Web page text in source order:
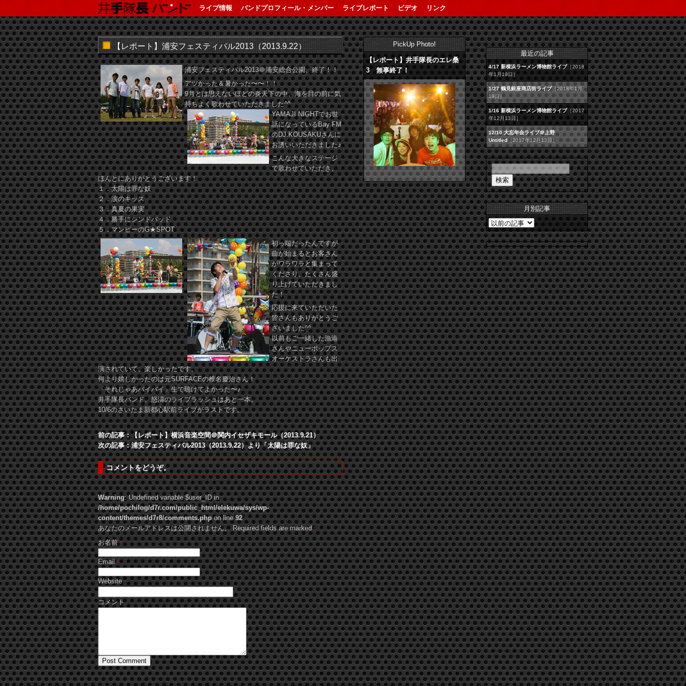
ライブ情報 バンドプロフィール・メンバー ライブレポート ビデオ リンク
【レポート】浦安フェスティバル2013（2013.9.22）
浦安フェスティバル2013＠浦安総合公園、終了！！
アツかった＆暑かった〜〜！！
9月とは思えないほどの炎天下の中、海を目の前に気
持ちよく歌わせていただきました^^
YAMAJI NIGHTでお世
話になっているBay FM
のDJ.KOUSAKUさんに
お誘いいただきました♪
こんな大きなステージ
で歌わせていただき、
ほんとにありがとうございます！
１．太陽は罪な奴
２．涙のキッス
３．真夏の果実
４．勝手にシンドバッド
５．マンピーのG★SPOT
初っ端だったんですが
曲が始まるとお客さん
がワラワラと集まって
くださり、たくさん盛
り上げていただきまし
た！
応援に来ていただいた
皆さんもありがとうご
ざいました^^
以前もご一緒した漁港
さんやニューポップス
オーケストラさんも出
演されていて、楽しかったです。
何より嬉しかったのは元SURFACEの椎名慶治さん！
「それじゃあバイバイ」生で聴けてよかった〜♪
井手隊長バンド、怒濤のライブラッシュはあと一本。
10/6のさいたま新都心駅前ライブがラストです。
前の記事：【レポート】横浜音楽空間＠関内イセザキモール（2013.9.21）
次の記事：浦安フェスティバル2013（2013.9.22）より「太陽は罪な奴」
コメントをどうぞ。
Warning: Undefined variable $user_ID in
/home/pochilog/d7r.com/public_html/elekuwa/sys/wp-
content/themes/d7r8/comments.phpon line92
あなたのメールアドレスは公開されません。 Required fields are marked*
お名前 *
Email *
Website
コメント
PickUp Photo!
【レポート】井手隊長のエレ桑
3 無事終了！
最近の記事
4/17 新横浜ラーメン博物館ライブ［2018
年1月19日］
1/27 鶴見銀座商店街ライブ［2018年1月
19日］
1/16 新横浜ラーメン博物館ライブ［2017
年12月13日］
12/10 大忘年会ライブ＠上野
Untitled ［2017年12月13日］
月別記事